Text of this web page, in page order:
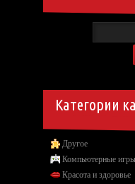
Категории
Другое
Компьютерные игры
Красота и здоровье